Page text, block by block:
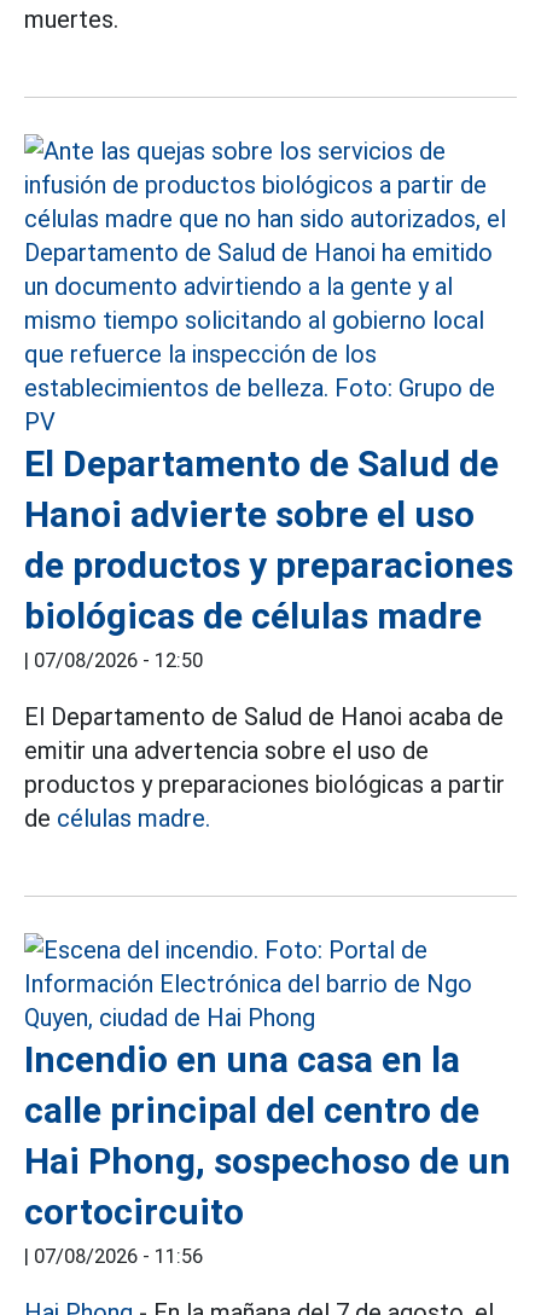
muertes.
El Departamento de Salud de
Hanoi advierte sobre el uso
de productos y preparaciones
biológicas de células madre
| 07/08/2026 - 12:50
El Departamento de Salud de Hanoi acaba de
emitir una advertencia sobre el uso de
productos y preparaciones biológicas a partir
de células madre.
Incendio en una casa en la
calle principal del centro de
Hai Phong, sospechoso de un
cortocircuito
| 07/08/2026 - 11:56